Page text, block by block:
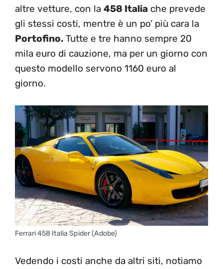
altre vetture, con la 458 Italia che prevede
gli stessi costi, mentre è un po’ più cara la
Portofino. Tutte e tre hanno sempre 20
mila euro di cauzione, ma per un giorno con
questo modello servono 1160 euro al
giorno.
Ferrari 458 Italia Spider (Adobe)
Vedendo i costi anche da altri siti, notiamo